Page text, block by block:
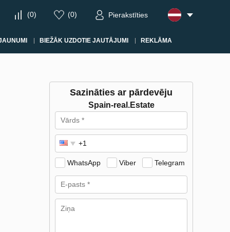
(0) (0) Pierakstīties
BIEŽĀK UZDOTIE JAUTĀJUMI REKLĀMA
Sazināties ar pārdevēju
Spain-real.Estate
WhatsApp Viber Telegram